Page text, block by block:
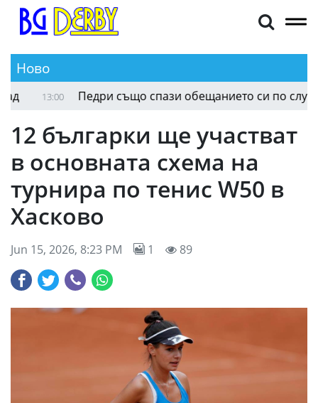
Ново
13:04 Калпаков за победния старт на Крумовград
12 българки ще участват
в основната схема на
турнира по тенис W50 в
Хасково
Jun 15, 2026, 8:23 PM 1 89